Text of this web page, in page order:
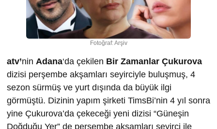
Fotoğraf: Arşiv
atv’nin Adana‘da çekilen Bir Zamanlar Çukurova
dizisi perşembe akşamları seyirciyle buluşmuş, 4
sezon sürmüş ve yurt dışında da büyük ilgi
görmüştü. Dizinin yapım şirketi TimsBi’nin 4 yıl sonra
yine Çukurova’da çekeceği yeni dizisi “Güneşin
Doğduğu Yer” de perşembe akşamları seyirci ile